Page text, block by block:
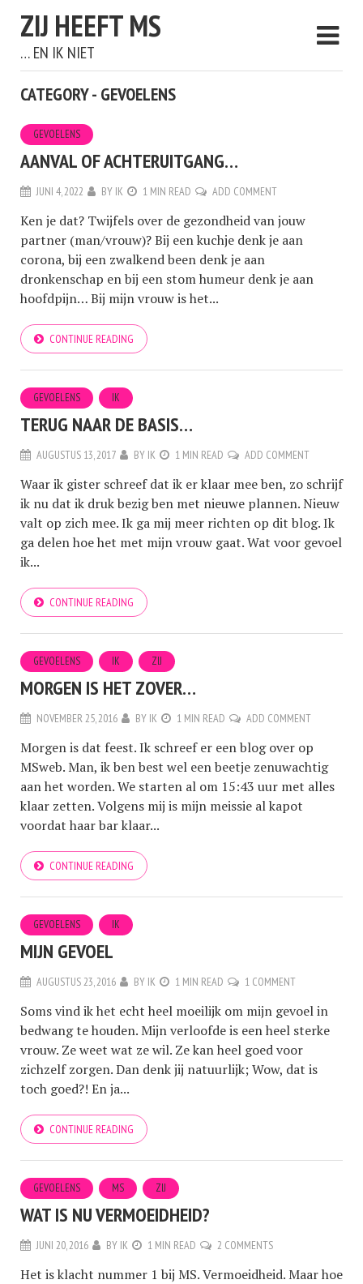
ZIJ HEEFT MS
… EN IK NIET
CATEGORY - GEVOELENS
GEVOELENS
AANVAL OF ACHTERUITGANG…
JUNI 4, 2022 BY IK 1 MIN READ ADD COMMENT
Ken je dat? Twijfels over de gezondheid van jouw
partner (man/vrouw)? Bij een kuchje denk je aan
corona, bij een zwalkend been denk je aan
dronkenschap en bij een stom humeur denk je aan
hoofdpijn… Bij mijn vrouw is het...
CONTINUE READING
GEVOELENS IK
TERUG NAAR DE BASIS…
AUGUSTUS 13, 2017 BY IK 1 MIN READ ADD COMMENT
Waar ik gister schreef dat ik er klaar mee ben, zo schrijf
ik nu dat ik druk bezig ben met nieuwe plannen. Nieuw
valt op zich mee. Ik ga mij meer richten op dit blog. Ik
ga delen hoe het met mijn vrouw gaat. Wat voor gevoel
ik...
CONTINUE READING
GEVOELENS IK ZIJ
MORGEN IS HET ZOVER…
NOVEMBER 25, 2016 BY IK 1 MIN READ ADD COMMENT
Morgen is dat feest. Ik schreef er een blog over op
MSweb. Man, ik ben best wel een beetje zenuwachtig
aan het worden. We starten al om 15:43 uur met alles
klaar zetten. Volgens mij is mijn meissie al kapot
voordat haar bar klaar...
CONTINUE READING
GEVOELENS IK
MIJN GEVOEL
AUGUSTUS 23, 2016 BY IK 1 MIN READ 1 COMMENT
Soms vind ik het echt heel moeilijk om mijn gevoel in
bedwang te houden. Mijn verloofde is een heel sterke
vrouw. Ze weet wat ze wil. Ze kan heel goed voor
zichzelf zorgen. Dan denk jij natuurlijk; Wow, dat is
toch goed?! En ja...
CONTINUE READING
GEVOELENS MS ZIJ
WAT IS NU VERMOEIDHEID?
JUNI 20, 2016 BY IK 1 MIN READ 2 COMMENTS
Het is klacht nummer 1 bij MS. Vermoeidheid. Maar hoe